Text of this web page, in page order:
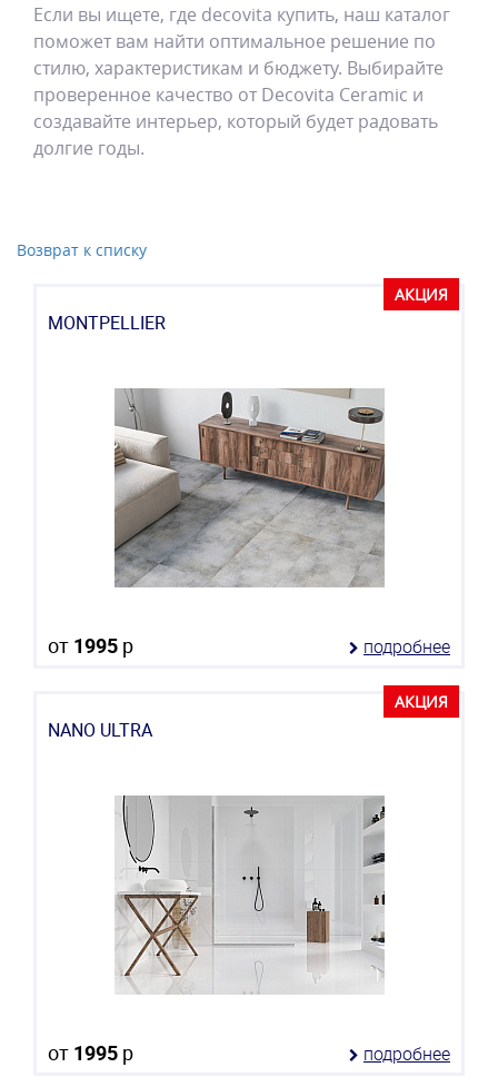
Если вы ищете, где decovita купить, наш каталог
поможет вам найти оптимальное решение по
стилю, характеристикам и бюджету. Выбирайте
проверенное качество от Decovita Ceramic и
создавайте интерьер, который будет радовать
долгие годы.
Возврат к списку
АКЦИЯ
MONTPELLIER
от 1995 р подробнее
АКЦИЯ
NANO ULTRA
от 1995 р подробнее